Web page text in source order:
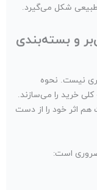
طبیعی شکل می‌گیرد.
و بسته‌بندی
نیست. نحوه
خرید را می‌سازند.
هم اثر خود را از دست
ضروری است: